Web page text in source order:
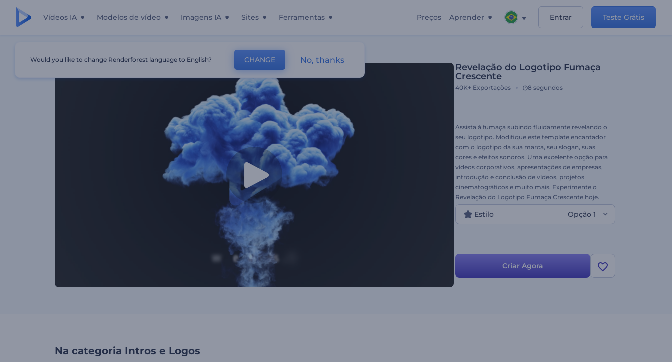
Vídeos IA Modelos de vídeo Imagens IA Sites Ferramentas Preços Aprender Entrar Teste Grátis
Revelação Do Logotipo Fumaça Crescente
Revelação do Logotipo Fumaça
Crescente
40K+ Exportações 8 segundos
Assista à fumaça subindo fluidamente revelando o
seu logotipo. Modifique este template encantador
com o logotipo da sua marca, seu slogan, suas
cores e efeitos sonoros. Uma excelente opção para
vídeos corporativos, apresentações de empresas,
introdução e conclusão de vídeos, projetos
cinematográficos e muito mais. Experimente o
Revelação do Logotipo Fumaça Crescente hoje.
Estilo Opção 1
Criar Agora
Na categoria Intros e Logos
Would you like to change Renderforest language to English? CHANGE No, thanks